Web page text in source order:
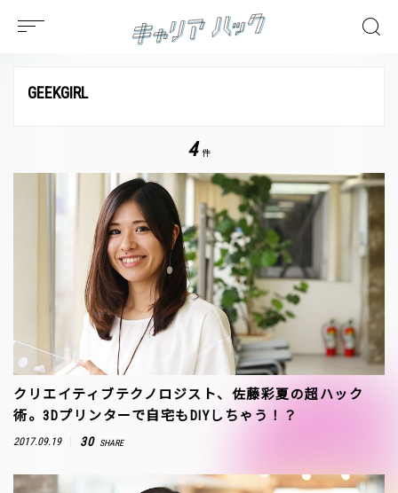
GEEKGIRL
4 件
クリエイティブテクノロジスト、佐藤彩夏の超ハック
術。3Dプリンターで自宅もDIYしちゃう！？
2017.09.19 30 SHARE